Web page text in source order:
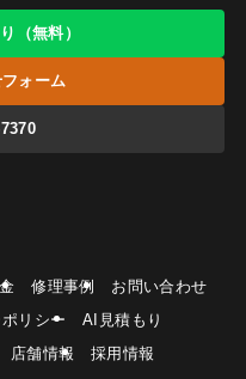
（無料）
ォーム
修理事例
お問い合わせ
リシー
AI見積もり
店舗情報 採用情報